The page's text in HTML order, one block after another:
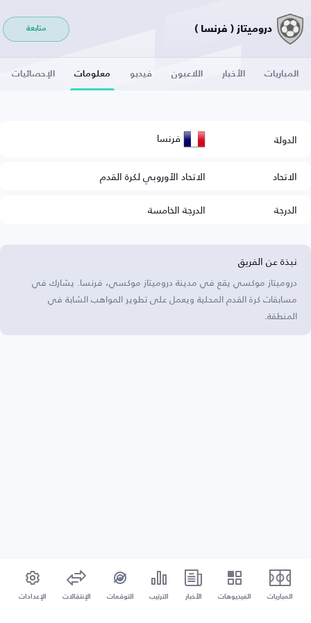
دروميتاز ( فرنسا ) متابعة
المباريات الأخبار اللاعبون فيديو معلومات الإحصائيات
الدولة فرنسا
الاتحاد
الاتحاد الأوروبي لكرة القدم
الدرجة
الدرجة الخامسة
نبذة عن الفريق
دروميتاز موكسي يقع في مدينة دروميتاز موكسي، فرنسا. يشارك في
مسابقات كرة القدم المحلية ويعمل على تطوير المواهب الشابة في
المنطقة.
المباريات الفيديوهات الأخبار الترتيب التوقعات الإنتقالات الإعدادات